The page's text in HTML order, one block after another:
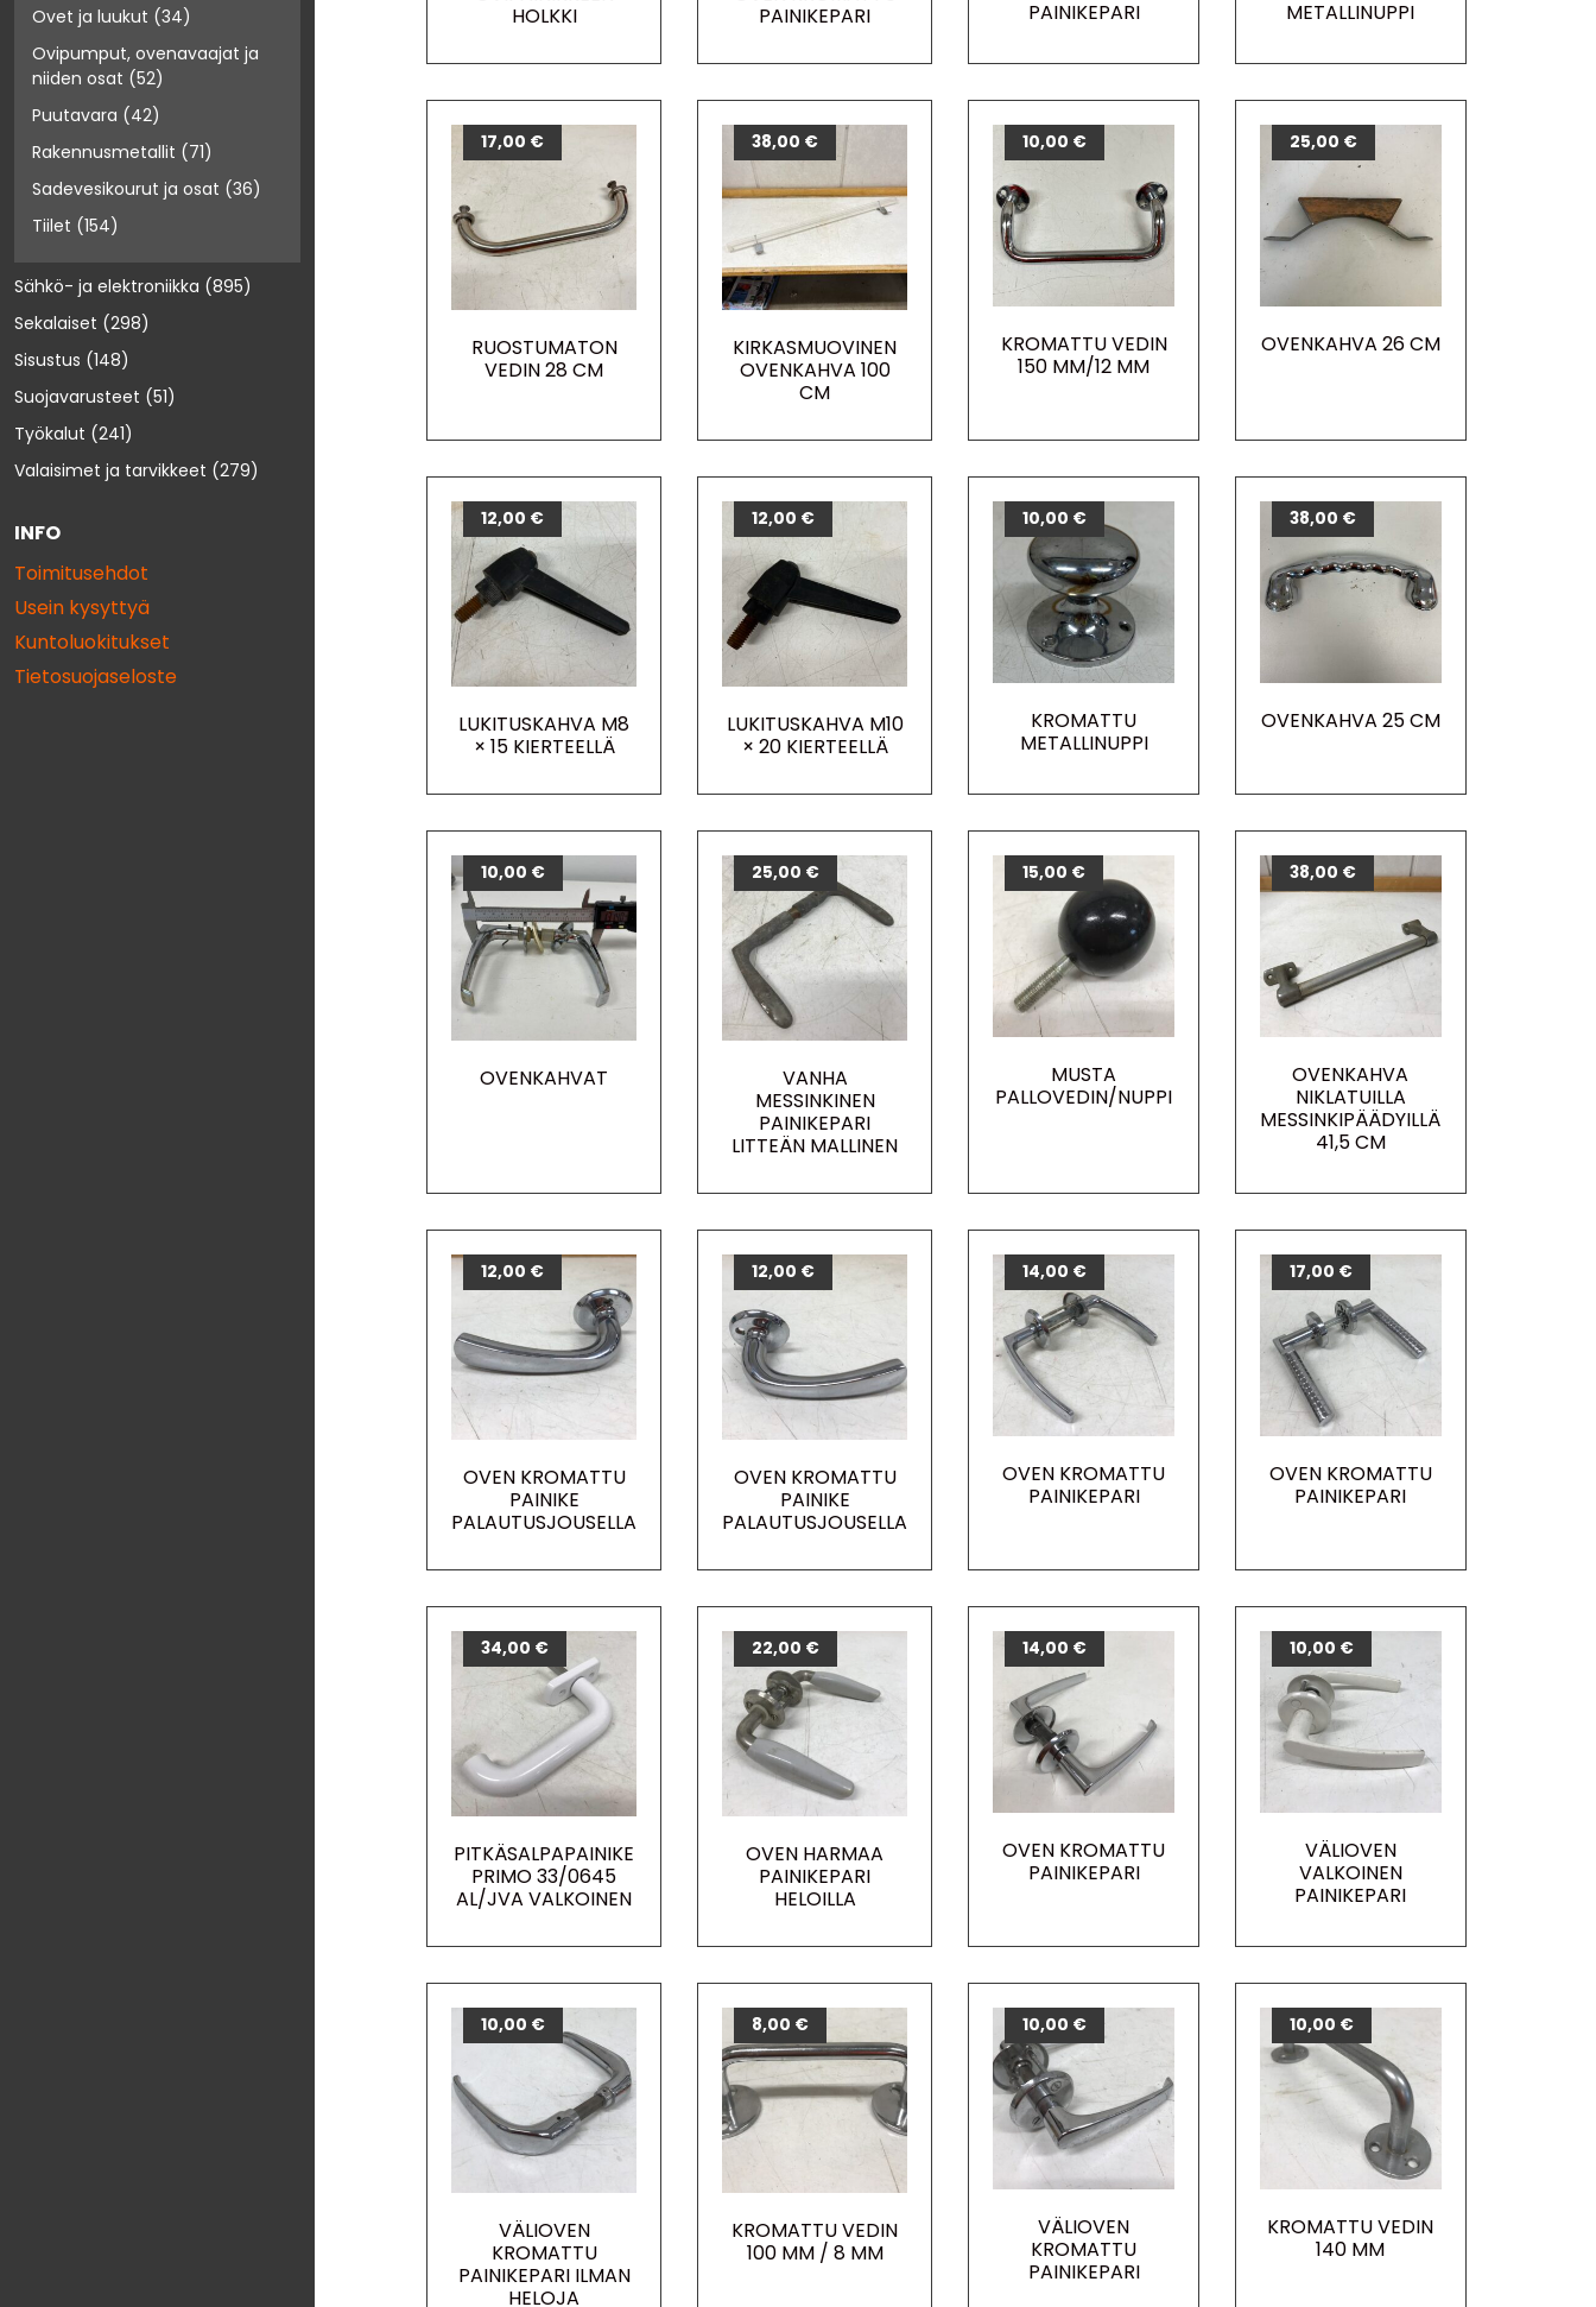
Ovet ja luukut (34)
Ovipumput, ovenavaajat ja
niiden osat (52)
Puutavara (42)
Rakennusmetallit (71)
Sadevesikourut ja osat (36)
Tiilet (154)
Sähkö- ja elektroniikka (895)
Sekalaiset (298)
Sisustus (148)
Suojavarusteet (51)
Työkalut (241)
Valaisimet ja tarvikkeet (279)
INFO
Toimitusehdot
Usein kysyttyä
Kuntoluokitukset
Tietosuojaseloste
HOLKKI
PAINIKEPARI
PAINIKEPARI
METALLINUPPI
RUOSTUMATON
VEDIN 28 CM
17,00 €
KIRKASMUOVINEN
OVENKAHVA 100
CM
38,00 €
KROMATTU VEDIN
150 MM/12 MM
10,00 €
OVENKAHVA 26 CM
25,00 €
LUKITUSKAHVA M8
× 15 KIERTEELLÄ
12,00 €
LUKITUSKAHVA M10
× 20 KIERTEELLÄ
12,00 €
KROMATTU
METALLINUPPI
10,00 €
OVENKAHVA 25 CM
38,00 €
OVENKAHVAT
10,00 €
VANHA
MESSINKINEN
PAINIKEPARI
LITTEÄN MALLINEN
25,00 €
MUSTA
PALLOVEDIN/NUPPI
15,00 €
OVENKAHVA
NIKLATUILLA
MESSINKIPÄÄDYILLÄ
41,5 CM
38,00 €
OVEN KROMATTU
PAINIKE
PALAUTUSJOUSELLA
12,00 €
OVEN KROMATTU
PAINIKE
PALAUTUSJOUSELLA
12,00 €
OVEN KROMATTU
PAINIKEPARI
14,00 €
OVEN KROMATTU
PAINIKEPARI
17,00 €
PITKÄSALPAPAINIKE
PRIMO 33/0645
AL/JVA VALKOINEN
34,00 €
OVEN HARMAA
PAINIKEPARI
HELOILLA
22,00 €
OVEN KROMATTU
PAINIKEPARI
14,00 €
VÄLIOVEN
VALKOINEN
PAINIKEPARI
10,00 €
VÄLIOVEN
KROMATTU
PAINIKEPARI ILMAN
HELOJA
10,00 €
KROMATTU VEDIN
100 MM / 8 MM
8,00 €
VÄLIOVEN
KROMATTU
PAINIKEPARI
10,00 €
KROMATTU VEDIN
140 MM
10,00 €